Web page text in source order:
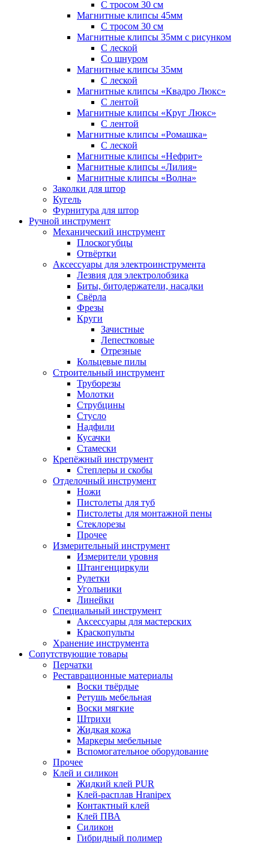
С тросом 30 см
Магнитные клипсы 45мм
С тросом 30 см
Магнитные клипсы 35мм с рисунком
С леской
Со шнуром
Магнитные клипсы 35мм
С леской
Магнитные клипсы «Квадро Люкс»
С лентой
Магнитные клипсы «Круг Люкс»
С лентой
Магнитные клипсы «Ромашка»
С леской
Магнитные клипсы «Нефрит»
Магнитные клипсы «Лилия»
Магнитные клипсы «Волна»
Заколки для штор
Кугель
Фурнитура для штор
Ручной инструмент
Механический инструмент
Плоскогубцы
Отвёртки
Аксессуары для электроинструмента
Лезвия для электролобзика
Биты, битодержатели, насадки
Свёрла
Фрезы
Круги
Зачистные
Лепестковые
Отрезные
Кольцевые пилы
Строительный инструмент
Труборезы
Молотки
Струбцины
Стусло
Надфили
Кусачки
Стамески
Крепёжный инструмент
Степлеры и скобы
Отделочный инструмент
Ножи
Пистолеты для туб
Пистолеты для монтажной пены
Стеклорезы
Прочее
Измерительный инструмент
Измерители уровня
Штангенциркули
Рулетки
Угольники
Линейки
Специальный инструмент
Аксессуары для мастерских
Краскопульты
Хранение инструмента
Сопутствующие товары
Перчатки
Реставрационные материалы
Воски твёрдые
Ретушь мебельная
Воски мягкие
Штрихи
Жидкая кожа
Маркеры мебельные
Вспомогательное оборудование
Прочее
Клей и силикон
Жидкий клей PUR
Клей-расплав Hranipex
Контактный клей
Клей ПВА
Силикон
Гибридный полимер